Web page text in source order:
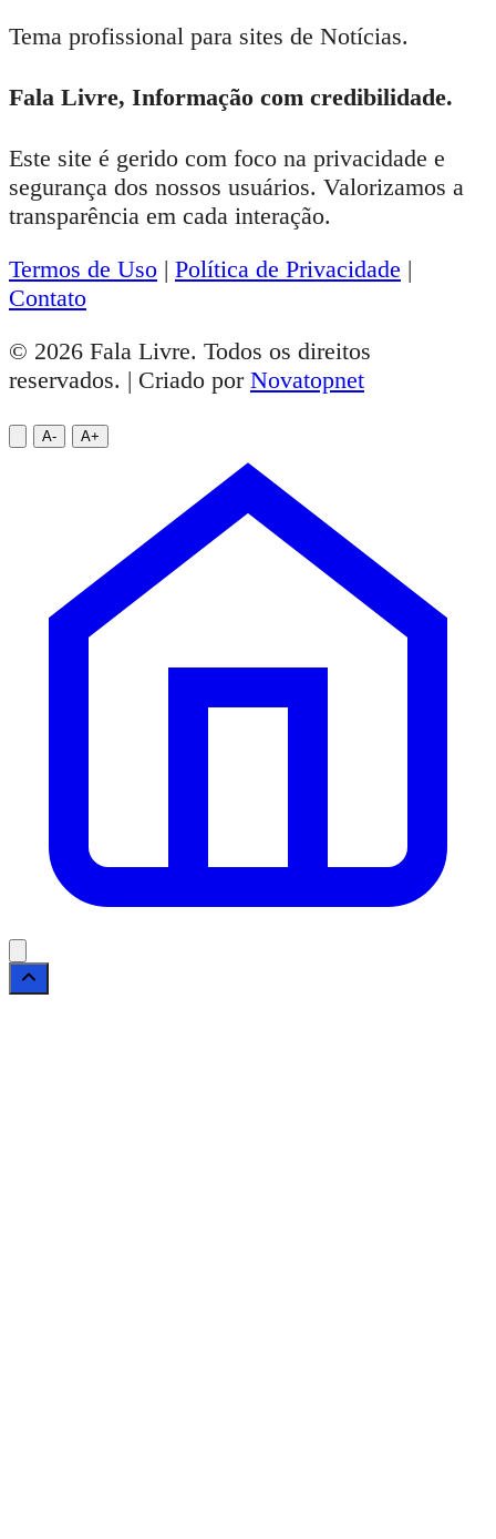
Tema profissional para sites de Notícias.
Fala Livre, Informação com credibilidade.
Este site é gerido com foco na privacidade e
segurança dos nossos usuários. Valorizamos a
transparência em cada interação.
Termos de Uso | Política de Privacidade |
Contato
© 2026 Fala Livre. Todos os direitos
reservados. | Criado por Novatopnet
A- A+